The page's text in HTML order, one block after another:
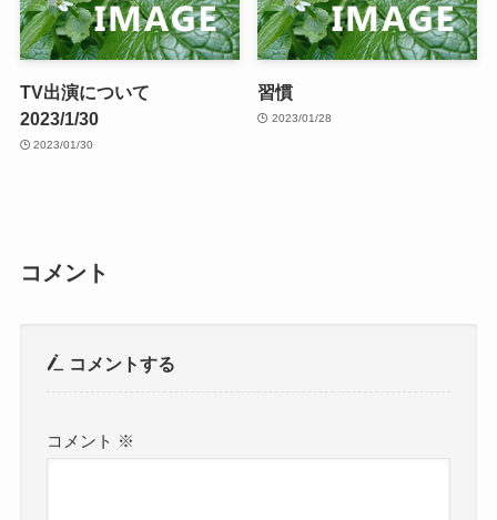
TV出演について
2023/1/30
2023/01/30
習慣
2023/01/28
コメント
コメントする
コメント ※